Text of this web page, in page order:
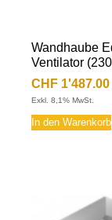
Wandhaube
Ventilator
Fettauffangrinne,
CHF 1'487.00
Exkl. 8,1% MwSt.
In den Warenkorb